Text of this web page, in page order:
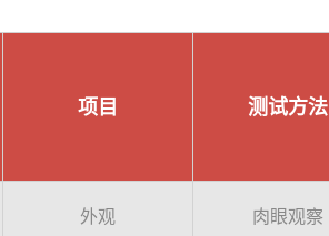
项目 测试方法
外观 肉眼观察